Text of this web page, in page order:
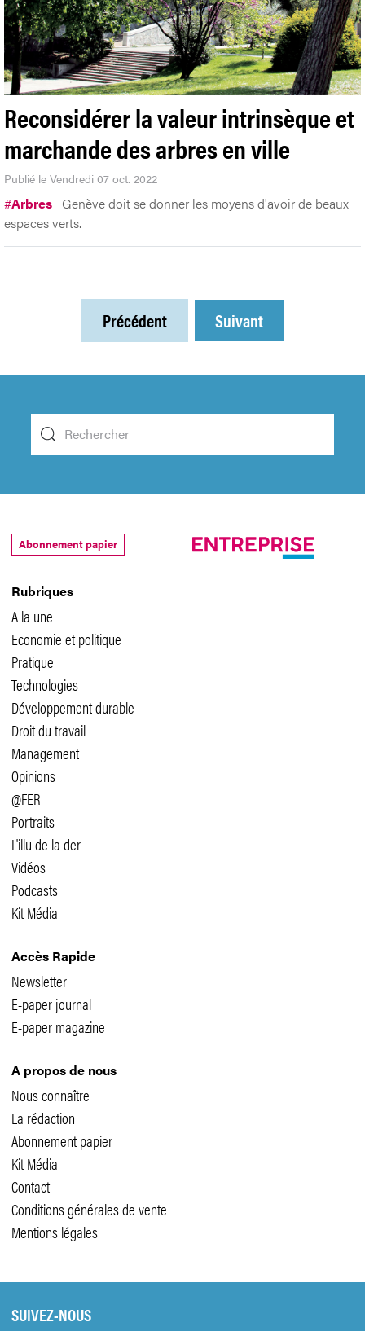
Reconsidérer la valeur intrinsèque et
marchande des arbres en ville
Publié le Vendredi 07 oct. 2022
#Arbres Genève doit se donner les moyens d'avoir de beaux
espaces verts.
Précédent Suivant
Rubriques
A la une
Economie et politique
Pratique
Technologies
Développement durable
Droit du travail
Management
Opinions
@FER
Portraits
L'illu de la der
Vidéos
Podcasts
Kit Média
Accès Rapide
Newsletter
E-paper journal
E-paper magazine
A propos de nous
Nous connaître
La rédaction
Abonnement papier
Kit Média
Contact
Conditions générales de vente
Mentions légales
Abonnement papier
SUIVEZ-NOUS